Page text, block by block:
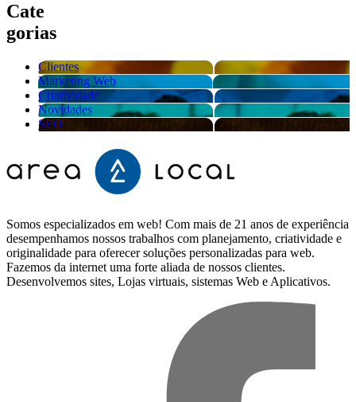
Cate
gorias
Clientes
Marketing Web
Criatividade
Novidades
SEO
Somos especializados em web! Com mais de 21 anos de experiência
desempenhamos nossos trabalhos com planejamento, criatividade e
originalidade para oferecer soluções personalizadas para web.
Fazemos da internet uma forte aliada de nossos clientes.
Desenvolvemos sites, Lojas virtuais, sistemas Web e Aplicativos.